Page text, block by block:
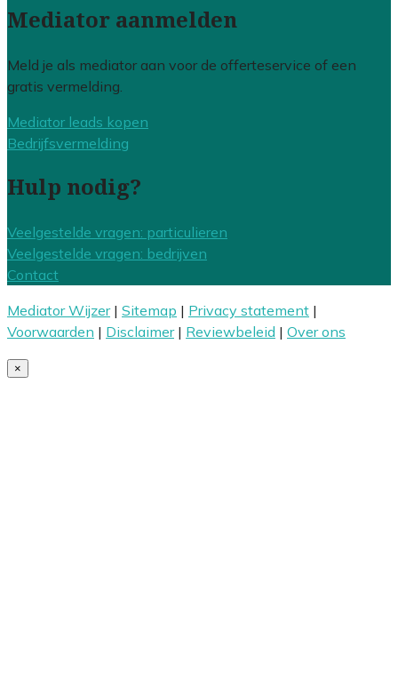
Mediator aanmelden
Meld je als mediator aan voor de offerteservice of een
gratis vermelding.
Mediator leads kopen
Bedrijfsvermelding
Hulp nodig?
Veelgestelde vragen: particulieren
Veelgestelde vragen: bedrijven
Contact
Mediator Wijzer| Sitemap | Privacy statement |
Voorwaarden | Disclaimer| Reviewbeleid | Over ons
×